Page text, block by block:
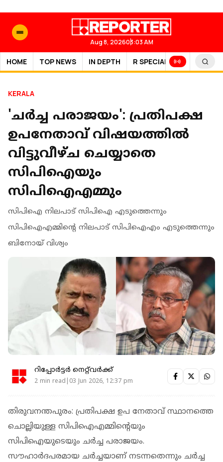
Aug 8, 202603:03 AM
HOME TOP NEWS IN DEPTH R SPECIAL SPORTS
KERALA
'ചര്‍ച്ച പരാജയം': പ്രതിപക്ഷ
ഉപനേതാവ് വിഷയത്തില്‍
വിട്ടുവീഴ്ച ചെയ്യാതെ
സിപിഐയും
സിപിഐഎമ്മും
സിപിഐ നിലപാട് സിപിഐ എടുത്തെന്നും
സിപിഐഎമ്മിന്റെ നിലപാട് സിപിഐഎം എടുത്തെന്നും
ബിനോയ് വിശ്വം
റിപ്പോർട്ടർ നെറ്റ്‌വര്‍ക്ക്‌
2 min read|03 Jun 2026, 12:37 pm
തിരുവനന്തപുരം: പ്രതിപക്ഷ ഉപ നേതാവ് സ്ഥാനത്തെ
ചൊല്ലിയുള്ള സിപിഐഎമ്മിന്റെയും
സിപിഐയുടെയും ചര്‍ച്ച പരാജയം.
സൗഹാര്‍ദപരമായ ചര്‍ച്ചയാണ് നടന്നതെന്നും ചര്‍ച്ച